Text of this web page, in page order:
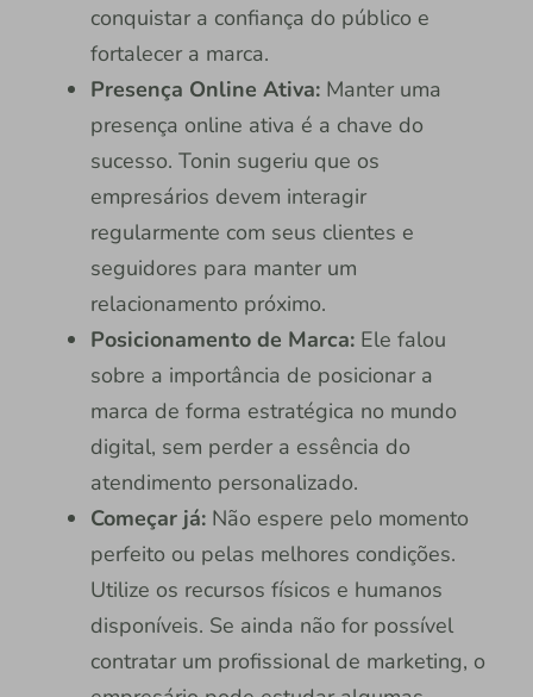
conquistar a confiança do público e
fortalecer a marca.
Presença Online Ativa:Manter uma
presença online ativa é a chave do
sucesso. Tonin sugeriu que os
empresários devem interagir
regularmente com seus clientes e
seguidores para manter um
relacionamento próximo.
Posicionamento de Marca:Ele falou
sobre a importância de posicionar a
marca de forma estratégica no mundo
digital, sem perder a essência do
atendimento personalizado.
Começar já: Não espere pelo momento
perfeito ou pelas melhores condições.
Utilize os recursos físicos e humanos
disponíveis. Se ainda não for possível
contratar um profissional de marketing, o